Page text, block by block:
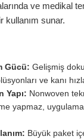
ve medikal
kullanım sunar.
Gücü: Gelişmiş
ve kanı
Yapı: Nonwoven
yapmaz, uygulama
Büyük paket